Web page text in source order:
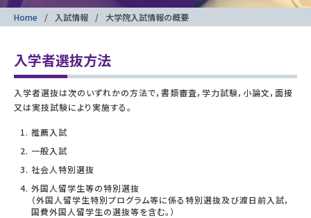
Home 入試情報 大学院入試情報の概要
入学者選抜方法
入学者選抜は次のいずれかの方法で，書類審査，学力試験，小論文，面接
又は実技試験により実施する。
推薦入試
一般入試
社会人特別選抜
外国人留学生等の特別選抜
（外国人留学生特別プログラム等に係る特別選抜及び渡日前入試，
国費外国人留学生の選抜等を含む。）